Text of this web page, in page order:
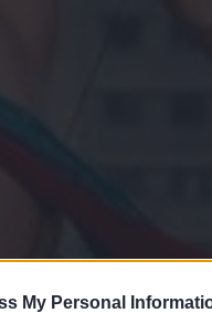
My Personal